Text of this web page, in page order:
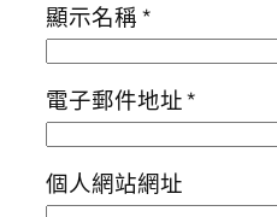
顯示名稱*
電子郵件地址*
個人網站網址